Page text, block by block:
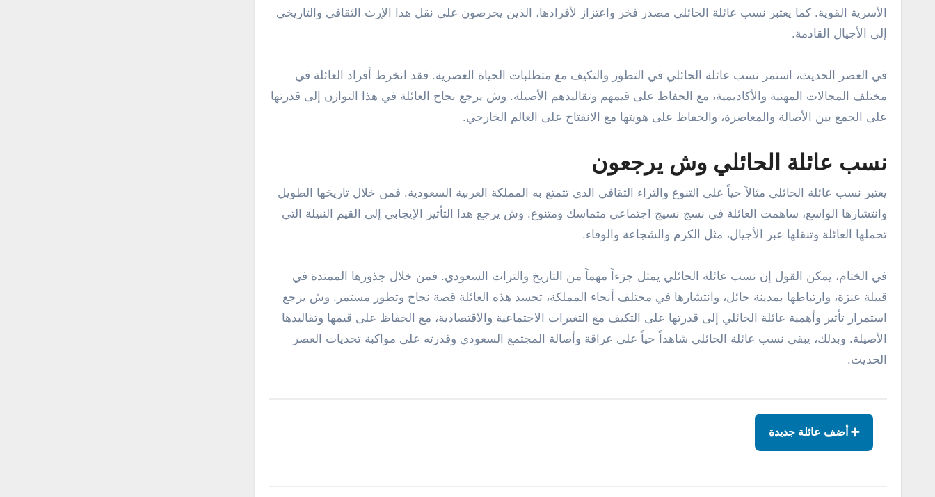
الأسرية القوية. كما يعتبر نسب عائلة الحائلي مصدر فخر واعتزاز لأفرادها، الذين يحرصون على نقل هذا الإرث الثقافي والتاريخي
إلى الأجيال القادمة.
في العصر الحديث، استمر نسب عائلة الحائلي في التطور والتكيف مع متطلبات الحياة العصرية. فقد انخرط أفراد العائلة في
مختلف المجالات المهنية والأكاديمية، مع الحفاظ على قيمهم وتقاليدهم الأصيلة. وش يرجع نجاح العائلة في هذا التوازن إلى قدرتها
على الجمع بين الأصالة والمعاصرة، والحفاظ على هويتها مع الانفتاح على العالم الخارجي.
نسب عائلة الحائلي وش يرجعون
يعتبر نسب عائلة الحائلي مثالاً حياً على التنوع والثراء الثقافي الذي تتمتع به المملكة العربية السعودية. فمن خلال تاريخها الطويل
وانتشارها الواسع، ساهمت العائلة في نسج نسيج اجتماعي متماسك ومتنوع. وش يرجع هذا التأثير الإيجابي إلى القيم النبيلة التي
تحملها العائلة وتنقلها عبر الأجيال، مثل الكرم والشجاعة والوفاء.
في الختام، يمكن القول إن نسب عائلة الحائلي يمثل جزءاً مهماً من التاريخ والتراث السعودي. فمن خلال جذورها الممتدة في
قبيلة عنزة، وارتباطها بمدينة حائل، وانتشارها في مختلف أنحاء المملكة، تجسد هذه العائلة قصة نجاح وتطور مستمر. وش يرجع
استمرار تأثير وأهمية عائلة الحائلي إلى قدرتها على التكيف مع التغيرات الاجتماعية والاقتصادية، مع الحفاظ على قيمها وتقاليدها
الأصيلة. وبذلك، يبقى نسب عائلة الحائلي شاهداً حياً على عراقة وأصالة المجتمع السعودي وقدرته على مواكبة تحديات العصر
الحديث.
➕ أضف عائلة جديدة